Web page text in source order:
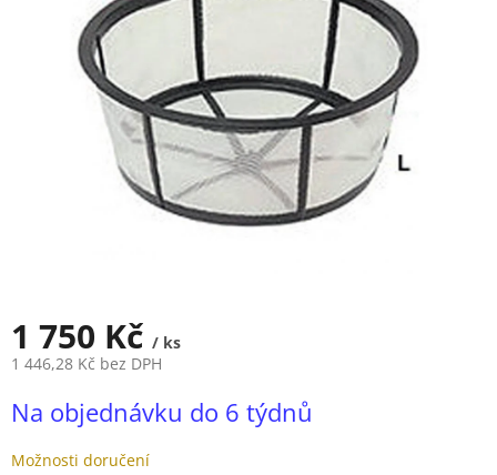
hvězdiček.
1 750 Kč / ks
1 446,28 Kč bez DPH
cena:
Na objednávku do 6 týdnů
Možnosti doručení